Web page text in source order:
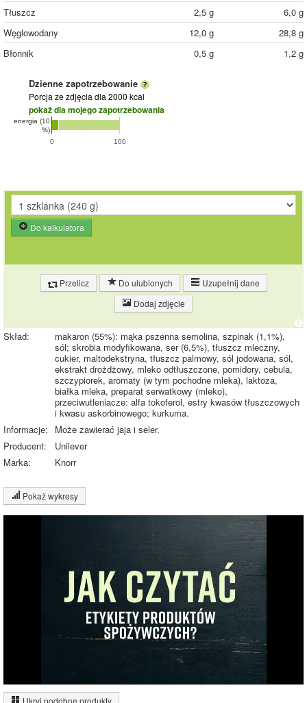
Tłuszcz
2,5 g
6,0 g
Węglowodany
12,0 g
28,8 g
Błonnik
0,5 g 1,2 g
Dzienne zapotrzebowanie
Porcja ze zdjęcia dla 2000 kcal
pokaż dla mojego zapotrzebowania
0 100
energia (10
%)
Do kalkulatora
Przelicz Do ulubionych
Uzupełnij dane
Dodaj zdjęcie
Skład:
makaron (55%): mąka pszenna semolina, szpinak (1,1%),
sól; skrobia modyfikowana, ser (6,5%), tłuszcz mleczny,
cukier, maltodekstryna, tłuszcz palmowy, sól jodowana, sól,
ekstrakt drożdżowy, mleko odtłuszczone, pomidory, cebula,
szczypiorek, aromaty (w tym pochodne mleka), laktoza,
białka mleka, preparat serwatkowy (mleko),
przeciwutleniacze: alfa tokoferol, estry kwasów tłuszczowych
i kwasu askorbinowego; kurkuma.
Informacje:
Może zawierać jaja i seler.
Producent:
Unilever
Marka:
Knorr
Pokaż wykresy
Wykres składu produktu
Pozostałe (83%)
Ukryj podobne produkty